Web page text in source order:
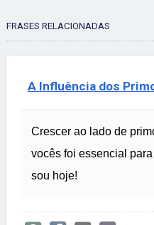
FRASES RELACIONADAS
A Influência dos
Crescer ao lado de
vocês foi essencial
sou hoje!